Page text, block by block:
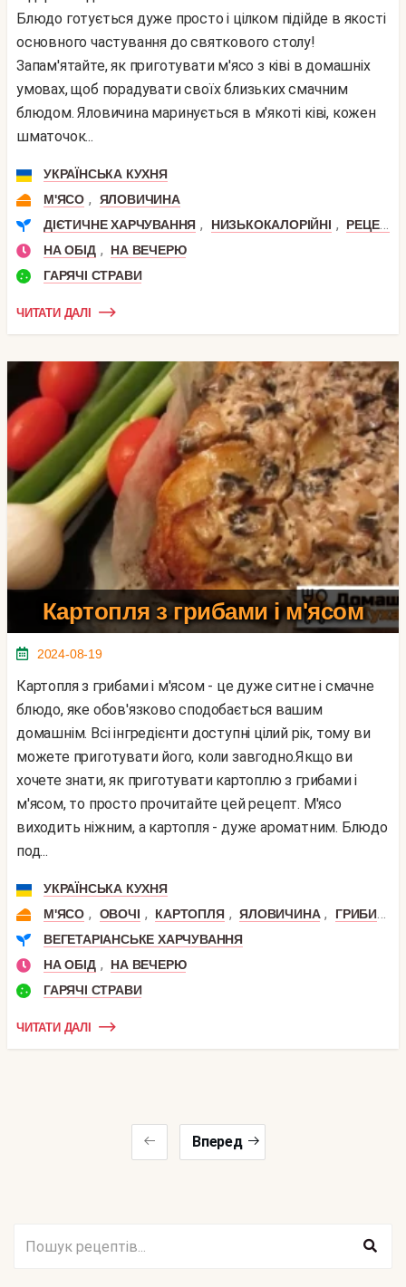
Блюдо готується дуже просто і цілком підійде в якості
основного частування до святкового столу!
Запам'ятайте, як приготувати м'ясо з ківі в домашніх
умовах, щоб порадувати своїх близьких смачним
блюдом. Яловичина маринується в м'якоті ківі, кожен
шматочок...
УКРАЇНСЬКА КУХНЯ
М'ЯСО ,
ЯЛОВИЧИНА
ДІЄТИЧНЕ ХАРЧУВАННЯ , НИЗЬКОКАЛОРІЙНІ ,
РЕЦЕПТИ ДЛЯ СХУДНЕННЯ
НА ОБІД ,
НА ВЕЧЕРЮ
ГАРЯЧІ СТРАВИ
ЧИТАТИ ДАЛІ
Картопля з грибами і м'ясом
2024-08-19
Картопля з грибами і м'ясом - це дуже ситне і смачне
блюдо, яке обов'язково сподобається вашим
домашнім. Всі інгредієнти доступні цілий рік, тому ви
можете приготувати його, коли завгодно.Якщо ви
хочете знати, як приготувати картоплю з грибами і
м'ясом, то просто прочитайте цей рецепт. М'ясо
виходить ніжним, а картопля - дуже ароматним. Блюдо
под...
УКРАЇНСЬКА КУХНЯ
М'ЯСО , ОВОЧІ , КАРТОПЛЯ , ЯЛОВИЧИНА , ГРИБИ ,
ВЕГЕТАРІАНСЬКЕ ХАРЧУВАННЯ
НА ОБІД ,
НА ВЕЧЕРЮ
ГАРЯЧІ СТРАВИ
ЧИТАТИ ДАЛІ
Вперед